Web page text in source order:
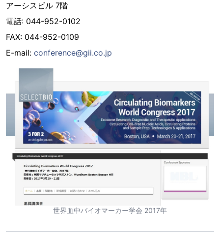
アーシスビル 7階
電話: 044-952-0102
FAX: 044-952-0109
E-mail: conference@gii.co.jp
世界血中バイオマーカー学会 2017年